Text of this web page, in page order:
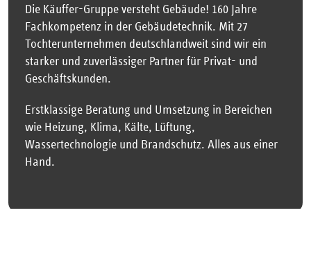
Die Käuffer-Gruppe versteht Gebäude! 160 Jahre
Fachkompetenz in der Gebäudetechnik. Mit 27
Tochterunternehmen deutschlandweit sind wir ein
starker und zuverlässiger Partner für Privat- und
Geschäftskunden.
Erstklassige Beratung und Umsetzung in Bereichen
wie Heizung, Klima, Kälte, Lüftung,
Wassertechnologie und Brandschutz. Alles aus einer
Hand.